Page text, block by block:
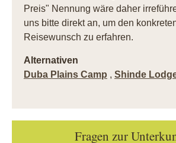
Preis" Nennung wäre daher
uns bitte direkt an, um den
Reisewunsch zu erfahren.
Alternativen
Duba Plains Camp , Shinde
Fragen zur